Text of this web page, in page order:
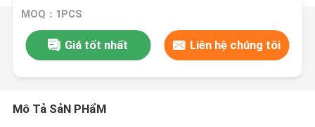
MOQ：1PCS
Giá tốt nhất Liên hệ chúng tôi
Mô Tả SảN PHẩM